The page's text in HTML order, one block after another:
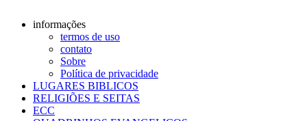
informações
termos de uso
contato
Sobre
Política de privacidade
LUGARES BIBLICOS
RELIGIÕES E SEITAS
ECC